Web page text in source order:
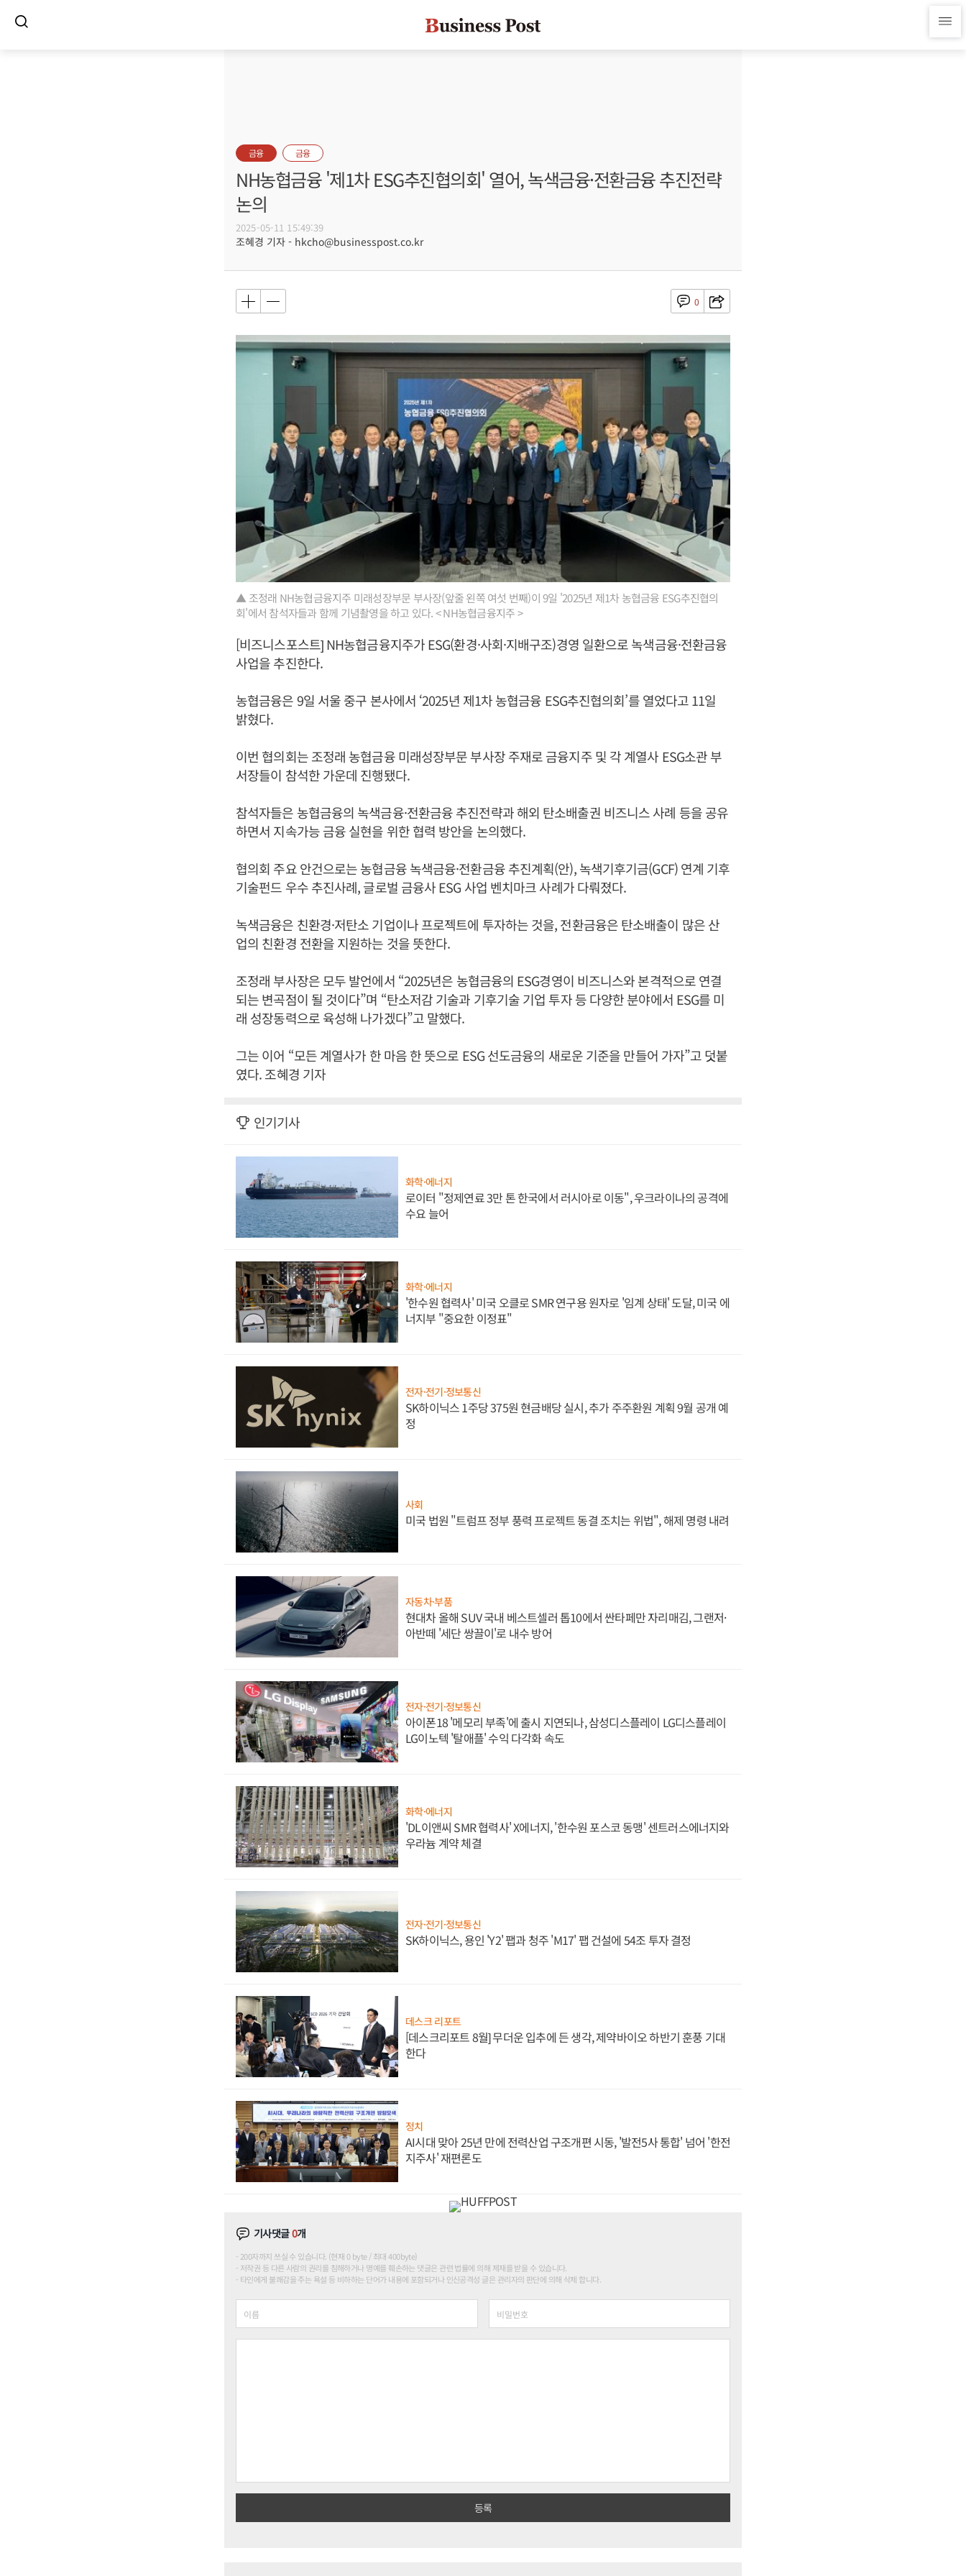
금융 금융
NH농협금융 '제1차 ESG추진협의회' 열어, 녹색금융·전환금융 추진전략
논의
2025-05-11 15:49:39
조혜경 기자 - hkcho@businesspost.co.kr
0
▲ 조정래 NH농협금융지주 미래성장부문 부사장(앞줄 왼쪽 여섯 번째)이 9일 '2025년 제1차 농협금융 ESG추진협의
회'에서 참석자들과 함께 기념촬영을 하고 있다. < NH농협금융지주 >
[비즈니스포스트] NH농협금융지주가 ESG(환경·사회·지배구조)경영 일환으로 녹색금융·전환금융
사업을 추진한다.
농협금융은 9일 서울 중구 본사에서 ‘2025년 제1차 농협금융 ESG추진협의회’를 열었다고 11일
밝혔다.
이번 협의회는 조정래 농협금융 미래성장부문 부사장 주재로 금융지주 및 각 계열사 ESG소관 부
서장들이 참석한 가운데 진행됐다.
참석자들은 농협금융의 녹색금융·전환금융 추진전략과 해외 탄소배출권 비즈니스 사례 등을 공유
하면서 지속가능 금융 실현을 위한 협력 방안을 논의했다.
협의회 주요 안건으로는 농협금융 녹색금융·전환금융 추진계획(안), 녹색기후기금(GCF) 연계 기후
기술펀드 우수 추진사례, 글로벌 금융사 ESG 사업 벤치마크 사례가 다뤄졌다.
녹색금융은 친환경·저탄소 기업이나 프로젝트에 투자하는 것을, 전환금융은 탄소배출이 많은 산
업의 친환경 전환을 지원하는 것을 뜻한다.
조정래 부사장은 모두 발언에서 “2025년은 농협금융의 ESG경영이 비즈니스와 본격적으로 연결
되는 변곡점이 될 것이다”며 “탄소저감 기술과 기후기술 기업 투자 등 다양한 분야에서 ESG를 미
래 성장동력으로 육성해 나가겠다”고 말했다.
그는 이어 “모든 계열사가 한 마음 한 뜻으로 ESG 선도금융의 새로운 기준을 만들어 가자”고 덧붙
였다. 조혜경 기자
인기기사
화학·에너지
로이터 "정제연료 3만 톤 한국에서 러시아로 이동", 우크라이나의 공격에
수요 늘어
화학·에너지
'한수원 협력사' 미국 오클로 SMR 연구용 원자로 '임계 상태' 도달, 미국 에
너지부 "중요한 이정표"
전자·전기·정보통신
SK하이닉스 1주당 375원 현금배당 실시, 추가 주주환원 계획 9월 공개 예
정
사회
미국 법원 "트럼프 정부 풍력 프로젝트 동결 조치는 위법", 해제 명령 내려
자동차·부품
현대차 올해 SUV 국내 베스트셀러 톱10에서 싼타페만 자리매김, 그랜저·
아반떼 '세단 쌍끌이'로 내수 방어
전자·전기·정보통신
아이폰18 '메모리 부족'에 출시 지연되나, 삼성디스플레이 LG디스플레이
LG이노텍 '탈애플' 수익 다각화 속도
화학·에너지
'DL이앤씨 SMR 협력사' X에너지, '한수원 포스코 동맹' 센트러스에너지와
우라늄 계약 체결
전자·전기·정보통신
SK하이닉스, 용인 'Y2' 팹과 청주 'M17' 팹 건설에 54조 투자 결정
데스크 리포트
[데스크리포트 8월] 무더운 입추에 든 생각, 제약바이오 하반기 훈풍 기대
한다
정치
AI시대 맞아 25년 만에 전력산업 구조개편 시동, '발전5사 통합' 넘어 '한전
지주사' 재편론도
기사댓글0개
200자까지 쓰실 수 있습니다. (현재 0 byte / 최대 400byte)
저작권 등 다른 사람의 권리를 침해하거나 명예를 훼손하는 댓글은 관련 법률에 의해 제재를 받을 수 있습니다.
타인에게 불쾌감을 주는 욕설 등 비하하는 단어가 내용에 포함되거나 인신공격성 글은 관리자의 판단에 의해 삭제 합니다.